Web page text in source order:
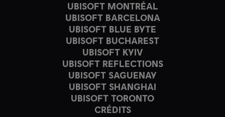
UBISOFT MONTRÉAL
UBISOFT BARCELONA
UBISOFT BLUE BYTE
UBISOFT BUCHAREST
UBISOFT KYIV
UBISOFT REFLECTIONS
UBISOFT SAGUENAY
UBISOFT SHANGHAI
UBISOFT TORONTO
CRÉDITS